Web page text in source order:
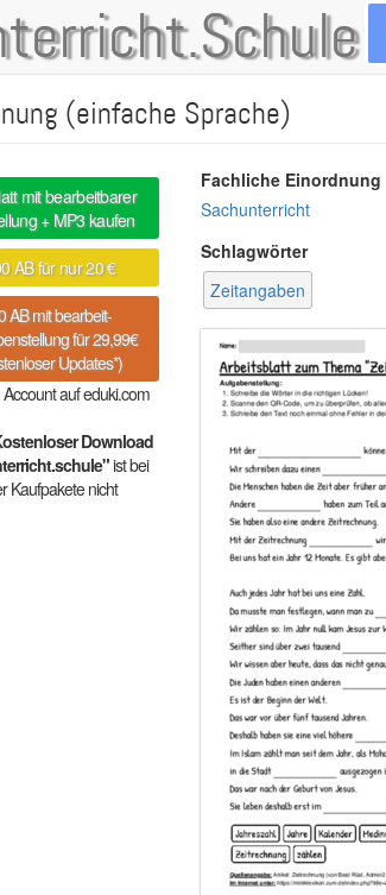
(einfache Sprache)
mit bearbeitbarer
+ MP3 kaufen
AB für nur 20 €
mit bearbeit-
für 29,99€
Updates*)
auf eduki.com
Download
ist bei
Kaufpakete nicht
Fachliche Einordnung
Sachunterricht
Schlagwörter
Zeitangaben